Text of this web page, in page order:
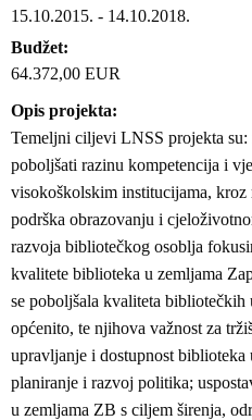
15.10.2015. - 14.10.2018.
Budžet
64.372,00 EUR
Opis projekta
Temeljni ciljevi LNSS projekta
poboljšati razinu kompetencija i
visokoškolskim institucijama,
podrška obrazovanju i
razvoja bibliotečkog osoblja
kvalitete biblioteka u zemljama
se poboljšala kvaliteta
općenito, te njihova važnost za
upravljanje i dostupnost
planiranje i razvoj politika;
u zemljama ZB s ciljem širenja,